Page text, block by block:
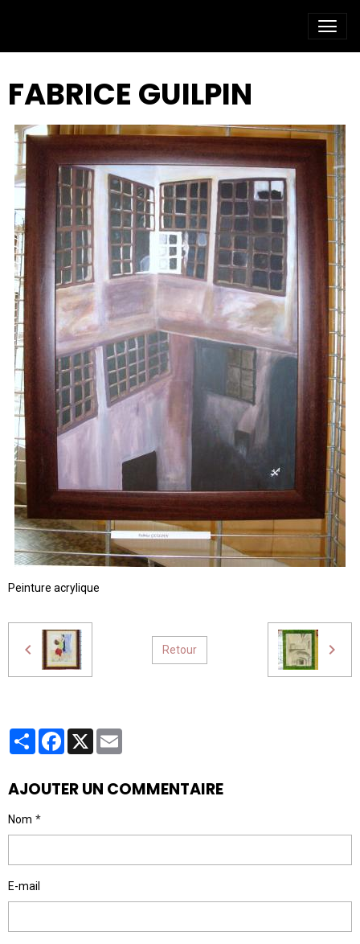
FABRICE GUILPIN
Peinture acrylique
Retour
PartagerFacebook
X
AJOUTER UN COMMENTAIRE
Nom
E-mail